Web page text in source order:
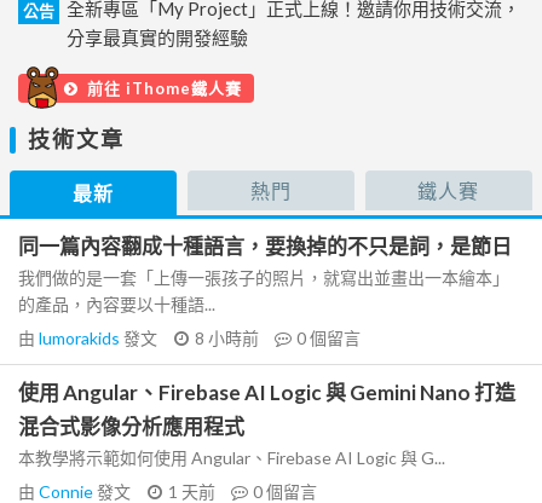
公告
全新專區「My Project」正式上線！邀請你用技術交流，
分享最真實的開發經驗
前往 iThome鐵人賽
技術文章
最新 熱門 鐵人賽
同一篇內容翻成十種語言，要換掉的不只是詞，是節日
我們做的是一套「上傳一張孩子的照片，就寫出並畫出一本繪本」
的產品，內容要以十種語...
由 lumorakids 發文 8 小時前 0個留言
使用 Angular、Firebase AI Logic 與 Gemini Nano 打造
混合式影像分析應用程式
本教學將示範如何使用 Angular、Firebase AI Logic 與 G...
由 Connie發文 1 天前 0個留言